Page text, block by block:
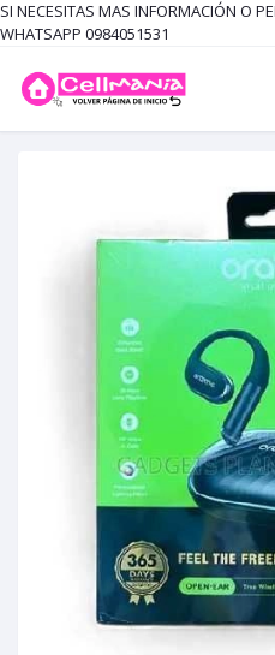
SI NECESITAS MAS INFORMACIÓN O
WHATSAPP 0984051531